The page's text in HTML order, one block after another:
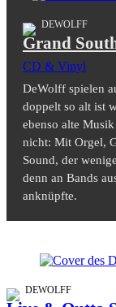
DEWOLFF
Grand
CD & Vinyl
DeWolff spielen
doppelt so alt ist
ebenso alte
nicht: Mit Orgel,
Sound, der
denn an Bands
anknüpfte.
DEWOLFF